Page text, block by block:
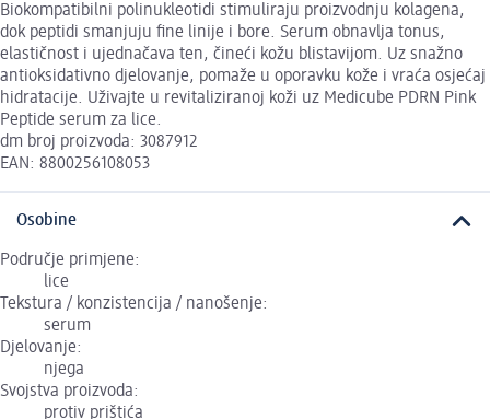
Biokompatibilni polinukleotidi stimuliraju proizvodnju kolagena,
dok peptidi smanjuju fine linije i bore. Serum obnavlja tonus,
elastičnost i ujednačava ten, čineći kožu blistavijom. Uz snažno
antioksidativno djelovanje, pomaže u oporavku kože i vraća osjećaj
hidratacije. Uživajte u revitaliziranoj koži uz Medicube PDRN Pink
Peptide serum za lice.
dm broj proizvoda: 3087912
EAN: 8800256108053
Osobine
Područje primjene:
lice
Tekstura / konzistencija / nanošenje:
serum
Djelovanje:
njega
Svojstva proizvoda:
protiv prištića